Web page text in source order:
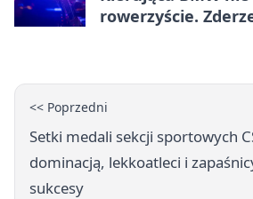
rowerzyście.
<< Poprzedni
Setki medali sekcji sportowych
dominacją, lekkoatleci i
sukcesy